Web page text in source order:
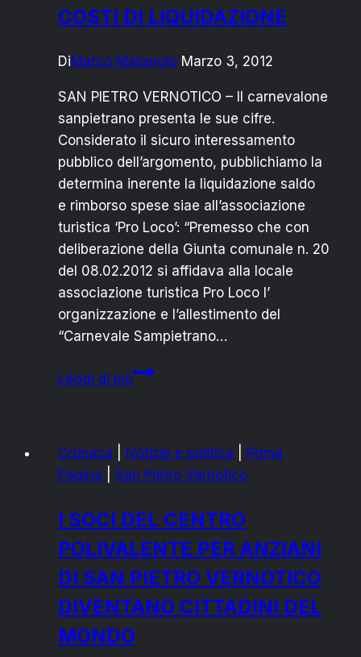
COSTI DI LIQUIDAZIONE
DiMarco Marangio Marzo 3, 2012
SAN PIETRO VERNOTICO – Il carnevalone
sanpietrano presenta le sue cifre.
Considerato il sicuro interessamento
pubblico dell’argomento, pubblichiamo la
determina inerente la liquidazione saldo
e rimborso spese siae all’associazione
turistica ‘Pro Loco’: “Premesso che con
deliberazione della Giunta comunale n. 20
del 08.02.2012 si affidava alla locale
associazione turistica Pro Loco l’
organizzazione e l’allestimento del
“Carnevale Sampietrano…
Leggi di piùCARNEVALE
LIQUIDAZIONE
Cronaca Notizie e politica
Prima
Pagina
San Pietro Vernotico
I SOCI DEL CENTRO
POLIVALENTE PER ANZIANI
DI SAN PIETRO VERNOTICO
DIVENTANO CITTADINI DEL
MONDO